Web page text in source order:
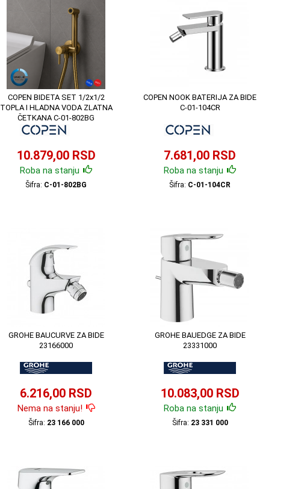
COPEN BIDETA SET 1/2x1/2
TOPLA I HLADNA VODA ZLATNA
ČETKANA C-01-802BG
10.879,00 RSD
Roba na stanju
Šifra: C-01-802BG
COPEN NOOK BATERIJA ZA BIDE
C-01-104CR
7.681,00 RSD
Roba na stanju
Šifra: C-01-104CR
GROHE BAUCURVE ZA BIDE
23166000
6.216,00 RSD
Nema na stanju!
Šifra: 23 166 000
GROHE BAUEDGE ZA BIDE
23331000
10.083,00 RSD
Roba na stanju
Šifra: 23 331 000